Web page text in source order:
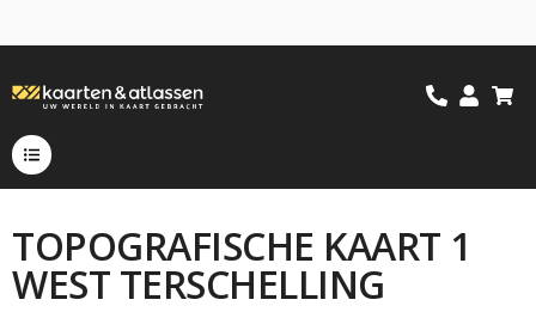
TOPOGRAFISCHE KAART 1
WEST TERSCHELLING